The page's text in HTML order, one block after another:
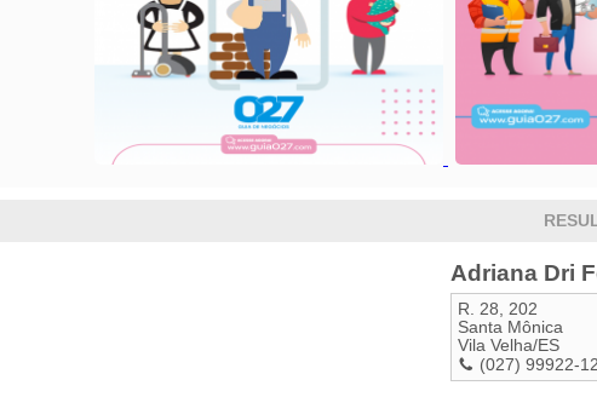
Adriana Dri
R. 28, 202
Santa Mônica
Vila Velha/ES
(027) 99922-